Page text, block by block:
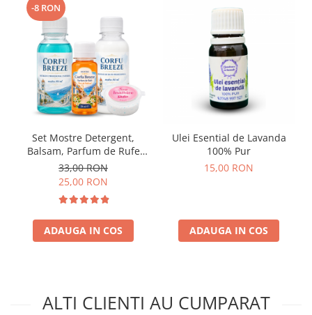
-8 RON
Set Mostre Detergent,
Balsam, Parfum de Rufe
Corfu Breeze si Sare
Inalbire Delia – 4 buc (100
ml + 100 ml + 50 ml + 35 g)
33,00 RON
25,00 RON
ADAUGA IN COS
Ulei Esential de Lavanda
100% Pur
15,00 RON
ADAUGA IN COS
ALTI CLIENTI AU CUMPARAT